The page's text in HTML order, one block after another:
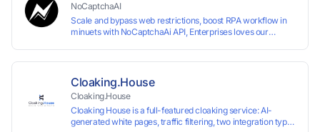
NoCaptchaAI
Scale and bypass web restrictions, boost RPA workflow in
minuets with NoCaptchaAi API, Enterprises loves our
Cloaking.House
Cloaking.House
Cloaking House is a full-featured cloaking service: AI-
generated white pages, traffic filtering, two integration types